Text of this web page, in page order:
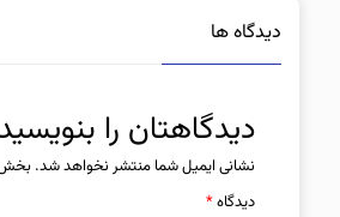
دیدگاه ها
دیدگاهتان را بنویسید
نشانی ایمیل شما منتشر نخواهد شد.
دیدگاه*